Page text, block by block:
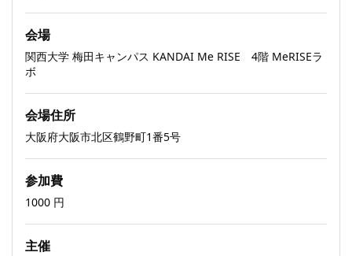
会場
関西大学 梅田キャンパス KANDAI Me RISE 4階 MeRISEラ
ボ
会場住所
大阪府大阪市北区鶴野町1番5号
参加費
1000 円
主催